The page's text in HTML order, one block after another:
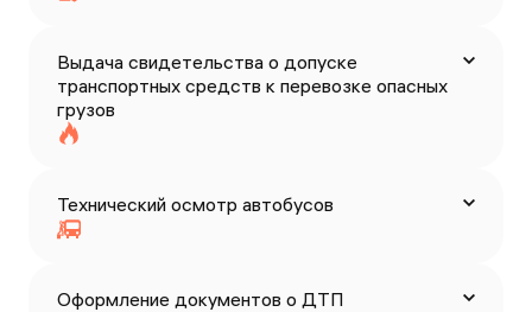
Выдача свидетельства о допуске
транспортных средств к перевозке опасных
грузов
Технический осмотр автобусов
Оформление документов о ДТП